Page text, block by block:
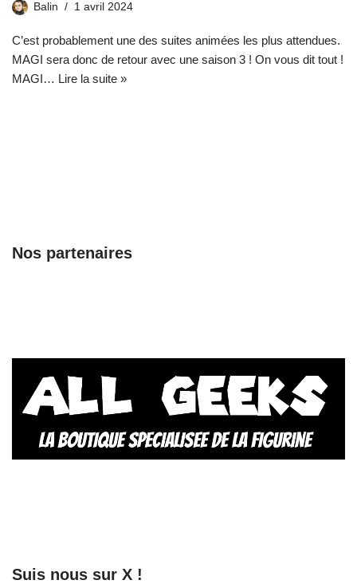
Balin 1 avril 2024
C’est probablement une des suites animées les plus attendues.
MAGI sera donc de retour avec une saison 3 ! On vous dit tout !
MAGI… Lire la suite »
Nos partenaires
Suis nous sur X !